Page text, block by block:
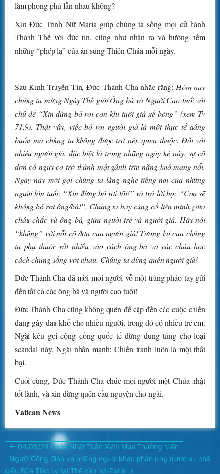
làm phong phú lẫn nhau không?
Xin Đức Trinh Nữ Maria giúp chúng ta sống mọi cử hành
Thánh Thể với đức tin, cũng như nhận ra và hưởng nếm
những “phép lạ” của ân sủng Thiên Chúa mỗi ngày.
—
Sau Kinh Truyền Tin, Đức Thánh Cha nhắc rằng: Hôm nay
chúng ta mừng Ngày Thế giới Ông bà và Người Cao tuổi với
chủ đề “Xin đừng bỏ rơi con khi tuổi già xế bóng” (xem Tv
71,9). Thật vậy, việc bỏ rơi người già là một thực tế đáng
buồn mà chúng ta không được trở nên quen thuộc. Đối với
nhiều người già, đặc biệt là trong những ngày hè này, sự cô
đơn có nguy cơ trở thành một gánh trĩu nặng khó mang nổi.
Ngày này mời gọi chúng ta lắng nghe tiếng nói của những
người lớn tuổi: “Xin đừng bỏ rơi tôi!” và trả lời họ: “Con sẽ
không bỏ rơi ông/bà!”. Chúng ta hãy củng cố liên minh giữa
cháu chắc và ông bà, giữa người trẻ và người già. Hãy nói
“không” với nỗi cô đơn của người già! Tương lai của chúng
ta phụ thuộc rất nhiều vào cách ông bà và các cháu học
cách chung sống với nhau. Chúng ta đừng quên người già!
Đức Thánh Cha đã mời mọi người vỗ một tràng pháo tay gửi
đến tất cả các ông bà và người cao tuổi!
Đức Thánh Cha cũng không quên đề cập đến các cuộc chiến
đang gây đau khổ cho nhiều người, trong đó có nhiều trẻ em.
Ngài kêu gọi cộng đồng quốc tế đừng dung túng cho loại
scandal này. Ngài nhấn mạnh: Chiến tranh luôn là một thất
bại.
Cuối cùng, Đức Thánh Cha chúc mọi người một Chúa nhật
tốt lành, và xin đừng quên cầu nguyện cho ngài.
Vatican News
Điều
hướng
bài
← 04/08/24 Chúa Nhật Tuần XVIII Mùa Thường Niên
Người Công Giáo và những người khác phản ứng trước sự chế
giễu Bữa Tiệc Ly tại Thế vận hội Paris →